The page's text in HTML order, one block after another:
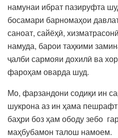
намунаи ибрат пазируфта
босамари барномаҳои
саноат, сайёҳӣ,
намуда, барои таҳкими
ҷалби сармояи дохилӣ ва
фароҳам оварда шуд.
Мо, фарзандони содиқи ин
шукрона аз ин ҳама
баҳри боз ҳам ободу зебо
маҳбубамон талош намоем.